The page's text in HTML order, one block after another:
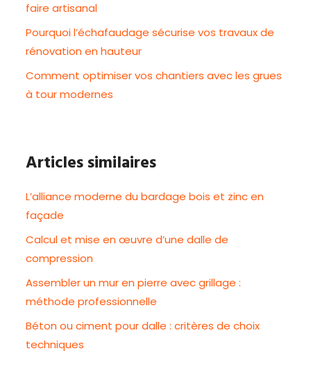
faire artisanal
Pourquoi l’échafaudage sécurise vos travaux de
rénovation en hauteur
Comment optimiser vos chantiers avec les grues
à tour modernes
Articles similaires
L’alliance moderne du bardage bois et zinc en
façade
Calcul et mise en œuvre d’une dalle de
compression
Assembler un mur en pierre avec grillage :
méthode professionnelle
Béton ou ciment pour dalle : critères de choix
techniques